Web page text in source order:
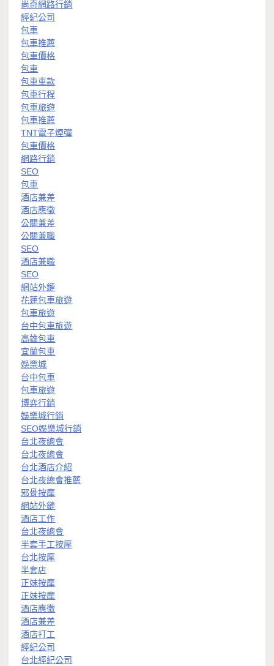
尚奇網路行銷
經紀公司
包車
包車推薦
包車價格
包車
包車車款
包車行程
包車旅遊
包車推薦
TNT電子煙彈
包車價格
網路行銷
SEO
包車
酒店兼差
酒店應徵
公關兼差
公關兼職
SEO
酒店兼職
SEO
網站外鏈
花蓮包車旅遊
包車旅遊
台中包車旅遊
高雄包車
宜蘭包車
娛樂城
台中包車
包車旅遊
博弈行銷
娛樂城行銷
SEO娛樂城行銷
台北夜總會
台北夜總會
台北酒店介紹
台北夜總會推薦
邪骨按摩
網站外鏈
酒店工作
台北夜總會
半套手工按摩
台北按摩
半套店
正妹按摩
正妹按摩
酒店應徵
酒店兼差
酒店打工
經紀公司
台北經紀公司